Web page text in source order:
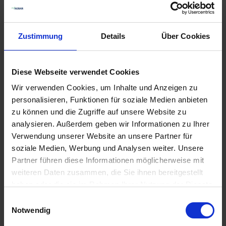
Zustimmung Details Über Cookies
Diese Webseite verwendet Cookies
Wir verwenden Cookies, um Inhalte und Anzeigen zu
personalisieren, Funktionen für soziale Medien anbieten
zu können und die Zugriffe auf unsere Website zu
analysieren. Außerdem geben wir Informationen zu Ihrer
Verwendung unserer Website an unsere Partner für
soziale Medien, Werbung und Analysen weiter. Unsere
Partner führen diese Informationen möglicherweise mit
weiteren Daten zusammen, die Sie ihnen bereitgestellt
Notwendig
Einwegschutzanzug
Tomtex
zzgl. MwSt.
47,81 € / St
IN DEN
WARENKORB
zzgl. MwSt.
317,70 € / St
ZUM PRODUKT
Anmelden für Ihren persönlichen Preis
44,12 €